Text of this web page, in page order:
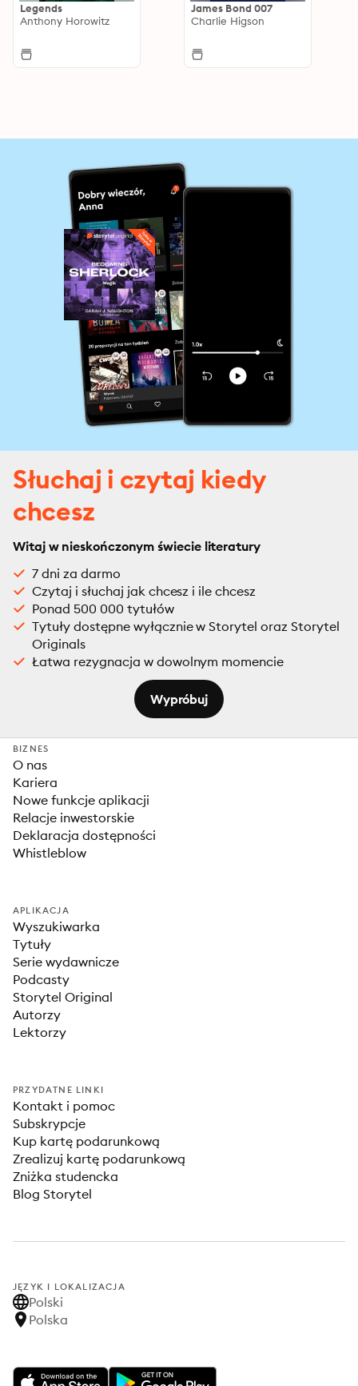
Legends
Anthony Horowitz
James Bond 007
Charlie Higson
Słuchaj i czytaj kiedy
chcesz
Witaj w nieskończonym świecie literatury
7 dni za darmo
Czytaj i słuchaj jak chcesz i ile chcesz
Ponad 500 000 tytułów
Tytuły dostępne wyłącznie w Storytel oraz Storytel
Originals
Łatwa rezygnacja w dowolnym momencie
Wypróbuj
BIZNES
O nas
Kariera
Nowe funkcje aplikacji
Relacje inwestorskie
Deklaracja dostępności
Whistleblow
APLIKACJA
Wyszukiwarka
Tytuły
Serie wydawnicze
Podcasty
Storytel Original
Autorzy
Lektorzy
PRZYDATNE LINKI
Kontakt i pomoc
Subskrypcje
Kup kartę podarunkową
Zrealizuj kartę podarunkową
Zniżka studencka
Blog Storytel
JĘZYK I LOKALIZACJA
Polski
Polska